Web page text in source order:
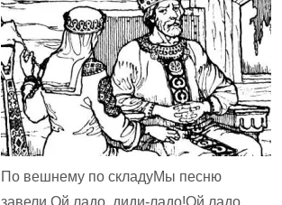
По вешнему по складуМы песню